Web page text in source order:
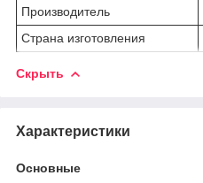
Производитель
Страна изготовления
Скрыть
Характеристики
Основные